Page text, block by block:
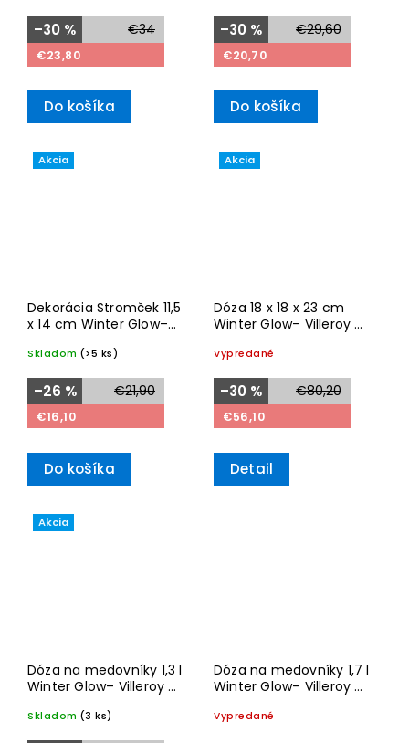
€34
–30 %
€23,80
Do košíka
€29,60
–30 %
€20,70
Do košíka
Akcia
Dekorácia Stromček 11,5
x 14 cm Winter Glow–
Skladom (>5 ks)
€21,90
–26 %
€16,10
Do košíka
Akcia
Dóza 18 x 18 x 23 cm
Winter Glow– Villeroy &
Vypredané
€80,20
–30 %
€56,10
Detail
Akcia
Dóza na medovníky 1,3 l
Winter Glow– Villeroy &
Skladom (3 ks)
Dóza na medovníky 1,7 l
Winter Glow– Villeroy &
Vypredané